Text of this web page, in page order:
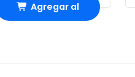
Agregar al